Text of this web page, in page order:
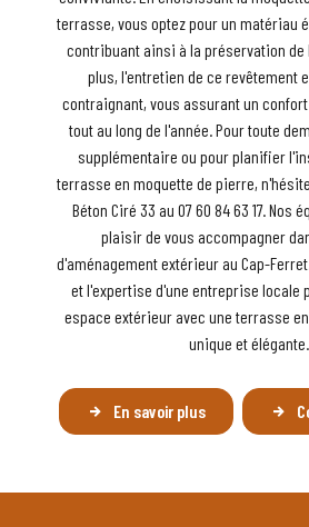
terrasse, vous optez pour un matériau
contribuant ainsi à la préservation de
plus, l'entretien de ce revêtement
contraignant, vous assurant un
tout au long de l'année. Pour toute
supplémentaire ou pour planifier
terrasse en moquette de pierre,
Béton Ciré 33 au 07 60 84 63 17. Nos
plaisir de vous accompagner
d'aménagement extérieur au Cap-
et l'expertise d'une entreprise locale
espace extérieur avec une terrasse
unique et élégante.
En savoir plus